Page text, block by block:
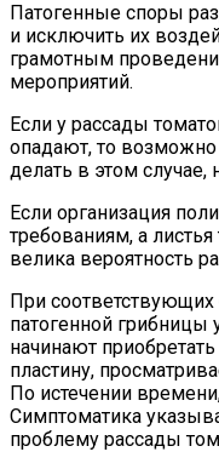
Патогенные споры
и исключить их
грамотным
мероприятий.
Если у рассады
опадают, то возможно
делать в этом случае,
Если организация
требованиям, а
велика вероятность
При соответствующих
патогенной грибницы
начинают
пластину,
По истечении
Симптоматика
проблему рассады